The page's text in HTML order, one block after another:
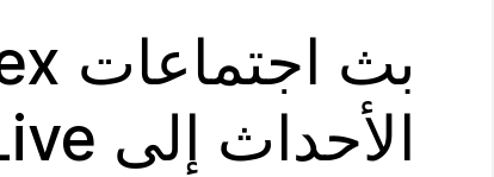
الأحداث إلى Facebook Live